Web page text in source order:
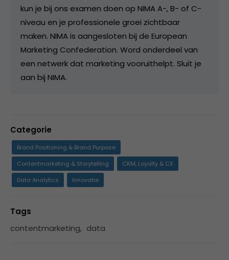
kun je bij ons examen doen op NIMA A-, B- of C-
niveau en je professionele groei zichtbaar
maken. NIMA is aangesloten bij de European
Marketing Confederation. Word onderdeel van
een netwerk dat marketing vooruithelpt. Sluit je
aan bij NIMA.
Categorie
Brand Positioning & Brand Purpose
Contentmarketing & Storytelling
CRM, Loyalty & CX
Data Analytics
Innovatie
Tags
contentmarketing, data